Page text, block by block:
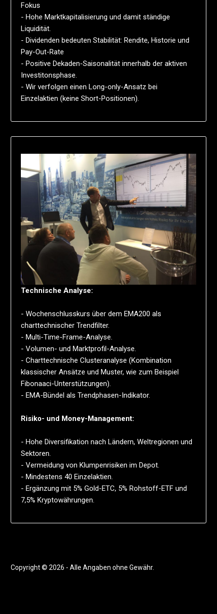
Fokus
- Hohe Marktkapitalisierung und damit ständige
Liquidität.
- Dividenden bedeuten Stabilität: Rendite, Historie und
Pay-Out-Rate
- Positive Dekaden-Saisonalität innerhalb der aktiven
Investitonsphase.
- Wir verfolgen einen Long-only-Ansatz bei
Einzelaktien (keine Short-Positionen).
Technische Analyse:
- Wochenschlusskurs über dem EMA200 als
charttechnischer Trendfilter.
- Multi-Time-Frame-Analyse.
- Volumen- und Marktprofil-Analyse.
- Charttechnische Clusteranalyse (Kombination
klassischer Ansätze und Muster, wie zum Beispiel
Fibonaaci-Unterstützungen).
- EMA-Bündel als Trendphasen-Indikator.
Risiko- und Money-Management:
- Hohe Diversifikation nach Ländern, Weltregionen und
Sektoren.
- Vermeidung von Klumpenrisiken im Depot.
- Mindestens 40 Einzelaktien.
- Ergänzung mit 5% Gold-ETC, 5% Rohstoff-ETF und
7,5% Kryptowährungen.
Copyright © 2026 - Alle Angaben ohne Gewähr.